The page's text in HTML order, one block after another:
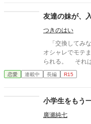
友達の妹が、
つきのはい
「交換してみない？」 冴えない高校生の
オシャレでモテ
られる。 それは、お互い現在同居中の妹達、藤堂秋乃と鈴川美
咲を交換して生活しよ
子の洋平に勝る
と冷めがちな女
ていく。 そん
恋愛 連載中 長編 R15
小学生をもう
廣瀬純七